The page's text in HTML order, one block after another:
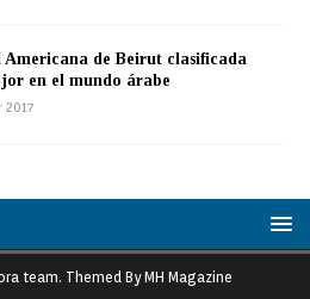
Americana de Beirut clasificada
en el mundo árabe
2017
team. Themed By MH Magazine